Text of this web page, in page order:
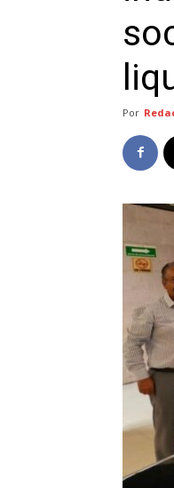
Por